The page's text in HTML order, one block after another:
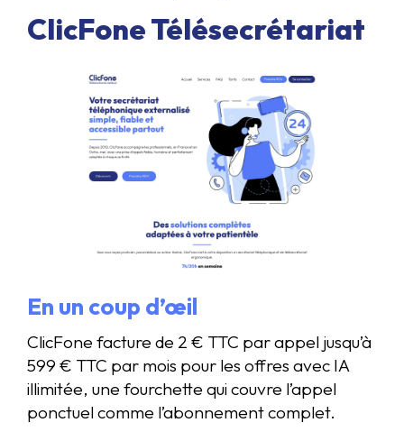
ClicFone Télésecrétariat
En un coup d’œil
ClicFone facture de 2 € TTC par appel jusqu’à
599 € TTC par mois pour les offres avec IA
illimitée, une fourchette qui couvre l’appel
ponctuel comme l’abonnement complet.